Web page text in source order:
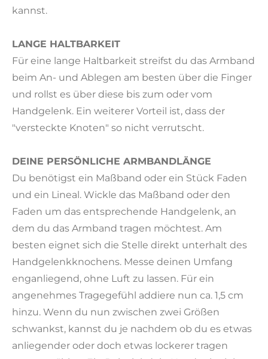
kannst.
LANGE HALTBARKEIT
Für eine lange Haltbarkeit streifst du das Armband
beim An- und Ablegen am besten über die Finger
und rollst es über diese bis zum oder vom
Handgelenk. Ein weiterer Vorteil ist, dass der
"versteckte Knoten" so nicht verrutscht.
DEINE PERSÖNLICHE ARMBANDLÄNGE
Du benötigst ein Maßband oder ein Stück Faden
und ein Lineal. Wickle das Maßband oder den
Faden um das entsprechende Handgelenk, an
dem du das Armband tragen möchtest. Am
besten eignet sich die Stelle direkt unterhalt des
Handgelenkknochens. Messe deinen Umfang
enganliegend, ohne Luft zu lassen. Für ein
angenehmes Tragegefühl addiere nun ca. 1,5 cm
hinzu. Wenn du nun zwischen zwei Größen
schwankst, kannst du je nachdem ob du es etwas
anliegender oder doch etwas lockerer tragen